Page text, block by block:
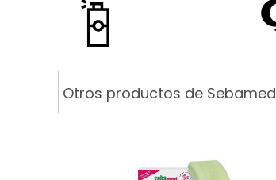
Otros productos de Sebamed